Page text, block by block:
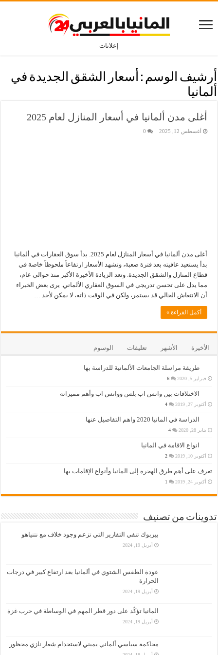
إعلانات
أرشيف الوسم : أسعار الشقق الجديدة في
ألمانيا
أغلى مدن ألمانيا في أسعار المنازل لعام 2025
أغسطس 12, 2025 0
أغلى مدن ألمانيا في أسعار المنازل لعام 2025. بدأ سوق العقارات في ألمانيا
بدأ يستعيد عافيته بعد فترة صعبة، وتشهد الأسعار ارتفاعاً ملحوظاً خاصة في
قطاع المنازل والشقق الجديدة. وتعد الزيادة الأخيرة الأكبر منذ حوالي عام،
مما يدل على تحسن تدريجي في السوق العقاري الألماني. يرى بعض الخبراء
أن الانتعاش الحالي قد يستمر، ولكن في الوقت ذاته، لا يمكن لأحد …
أكمل القراءة »
الأخيرة الأشهر تعليقات الوسوم
طريقة مراسلة الجامعات الألمانية للدراسة بها
فبراير 5, 2020 6
الاختلافات بين واتس اب بلس وواتس اب وأهم مميزاته
أكتوبر 27, 2019 4
الدراسة في المانيا 2020 واهم التفاصيل عنها
يناير 28, 2020 4
انواع الاقامة في المانيا
أكتوبر 10, 2019 2
تعرف على أهم طرق الهجرة إلى المانيا وأنواع الإقامات بها
أكتوبر 24, 2019 1
تدوينات من تصنيف
بيربوك تنفي التقارير التي تزعم وجود خلاف مع نتنياهو
أبريل 19, 2024
عودة الطقس الشتوي في ألمانيا بعد ارتفاع كبير في درجات
الحرارة
أبريل 19, 2024
المانيا تؤكّد على دور قطر المهم في الوساطة في حرب غزة
أبريل 19, 2024
محاكمة سياسي ألماني يميني لاستخدام شعار نازي محظور